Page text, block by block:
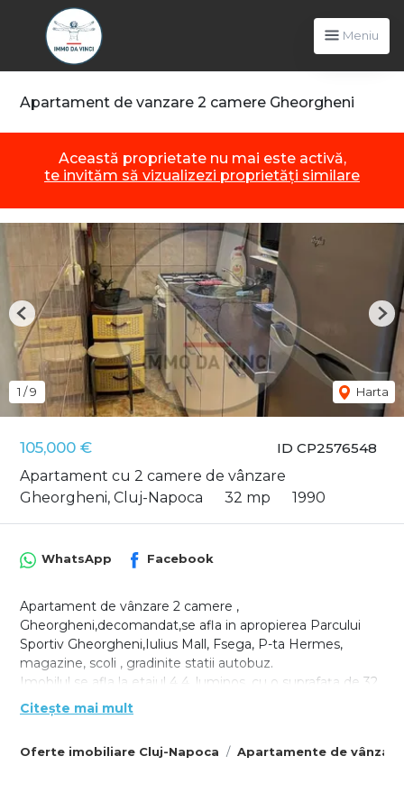
Meniu
Apartament de vanzare 2 camere Gheorgheni
Această proprietate nu mai este activă,
te invităm să vizualizezi proprietăți similare
ID CP2576548
105,000 €
Apartament cu 2 camere de vânzare
Gheorgheni, Cluj-Napoca
32 mp 1990
1 /9 Harta
Previous
Oferte imobiliare Cluj-Napoca Apartamente de
WhatsApp Facebook
Apartament de vânzare 2 camere ,
Gheorgheni,decomandat,se afla in apropierea Parcului
Sportiv Gheorgheni,Iulius Mall, Fsega, P-ta Hermes,
magazine, scoli , gradinite statii autobuz.
Imobilul se afla la etajul 4 4, luminos, cu o suprafața de 32
m2, conform Cf: 2 camere , bucatarie, 2 holuri
,baie.Apartament renovat , geamuri termopane , ușa
Citește mai mult